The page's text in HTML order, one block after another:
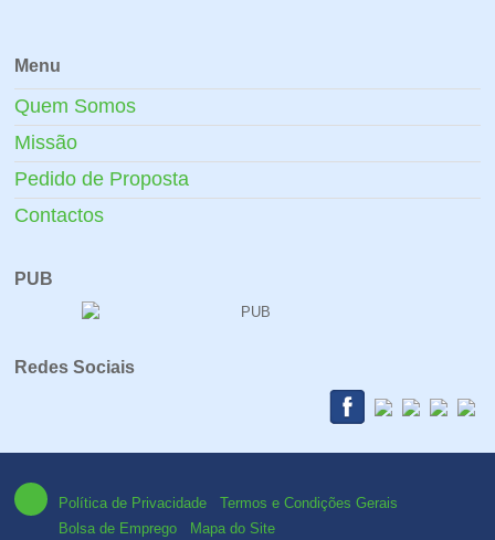
Menu
Quem Somos
Missão
Pedido de Proposta
Contactos
PUB
Redes Sociais
Política de Privacidade
Termos e Condições Gerais
Bolsa de Emprego
Mapa do Site